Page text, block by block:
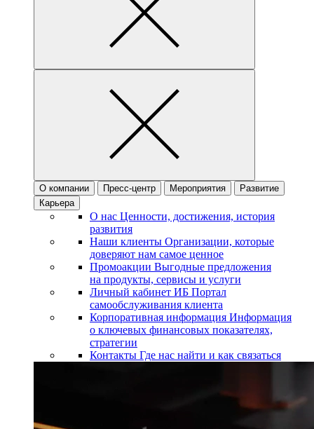
О компании Пресс-центр Мероприятия
Развитие
Карьера
О нас Ценности, достижения, история
развития
Наши клиенты Организации, которые
доверяют нам самое ценное
Промоакции Выгодные предложения
на продукты, сервисы и услуги
Личный кабинет ИБ Портал
самообслуживания клиента
Корпоративная информация Информация
о ключевых финансовых показателях,
стратегии
Контакты Где нас найти и как связаться